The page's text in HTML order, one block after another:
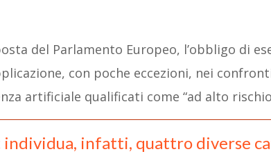
del Parlamento Europeo, l’obbligo di
con poche eccezioni, nei
artificiale qualificati come “ad alto
individua, infatti, quattro diverse